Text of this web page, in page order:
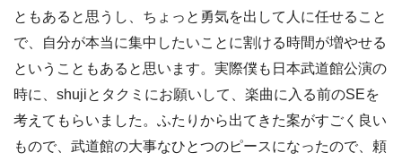
ともあると思うし、ちょっと勇気を出して人に任せること
で、自分が本当に集中したいことに割ける時間が増やせる
ということもあると思います。実際僕も日本武道館公演の
時に、shujiとタクミにお願いして、楽曲に入る前のSEを
考えてもらいました。ふたりから出てきた案がすごく良い
もので、武道館の大事なひとつのピースになったので、頼